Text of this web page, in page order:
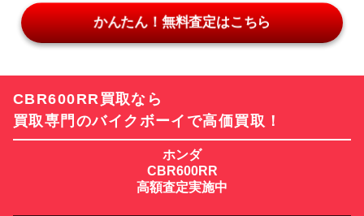
かんたん！無料査定はこちら
CBR600RR買取なら
買取専門のバイクボーイで高価買取！
ホンダ
CBR600RR
高額査定実施中